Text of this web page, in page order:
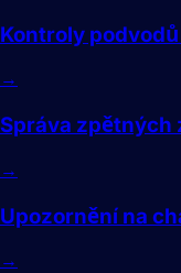
Kontroly
→
Správa zpětných
→
Upozornění na
→